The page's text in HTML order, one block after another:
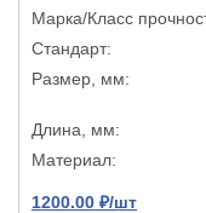
1200.00 ₽/шт